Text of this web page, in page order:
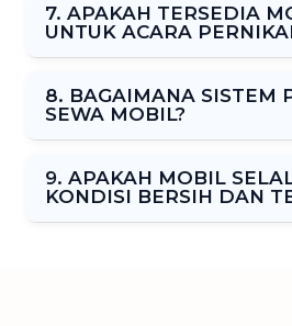
7. APAKAH TERSEDIA
UNTUK ACARA
8. BAGAIMANA SISTEM
SEWA MOBIL?
9. APAKAH MOBIL
KONDISI BERSIH DAN